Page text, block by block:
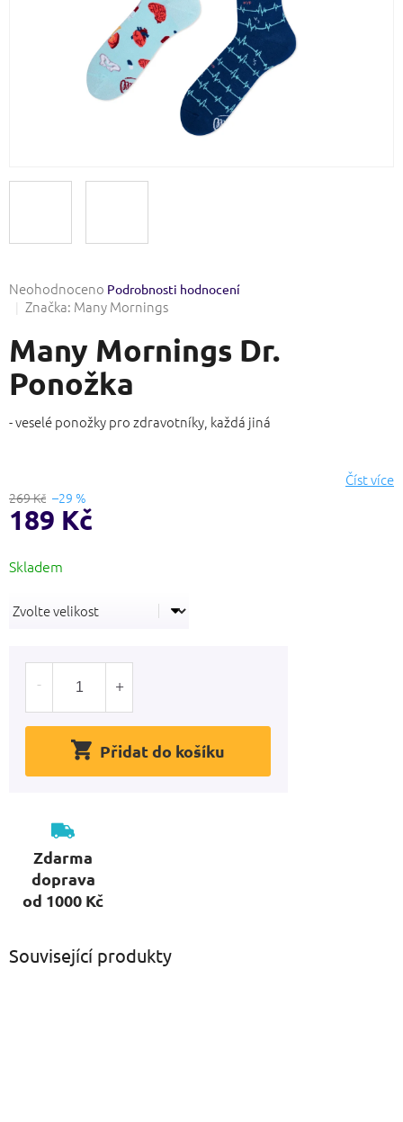
Průměrné
hodnocení
je
0,0
z
5
hvězdiček.
Neohodnoceno Podrobnosti hodnocení
Značka: Many Mornings
Many Mornings Dr.
Ponožka
- veselé ponožky pro zdravotníky, každá jiná
Číst více
269 Kč –29 %
189 Kč
cena:
Přidat do košíku
Zdarma
doprava
od 1000 Kč
Související produkty